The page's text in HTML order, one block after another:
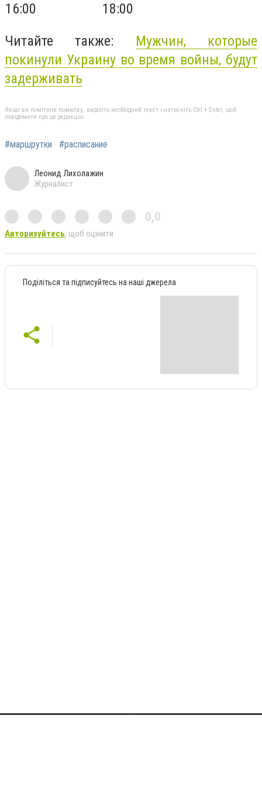
16:00
18:00
Читайте также: Мужчин, которые
покинули Украину во время войны, будут
задерживать
Якщо ви помітили помилку, виділіть необхідний текст і натисніть Ctrl + Enter, щоб
повідомити про це редакцію
#маршрутки #расписание
Леонид Лихолажин
Журналист
0,0
Авторизуйтесь, щоб оцінити
Поділіться та підписуйтесь на наші джерела